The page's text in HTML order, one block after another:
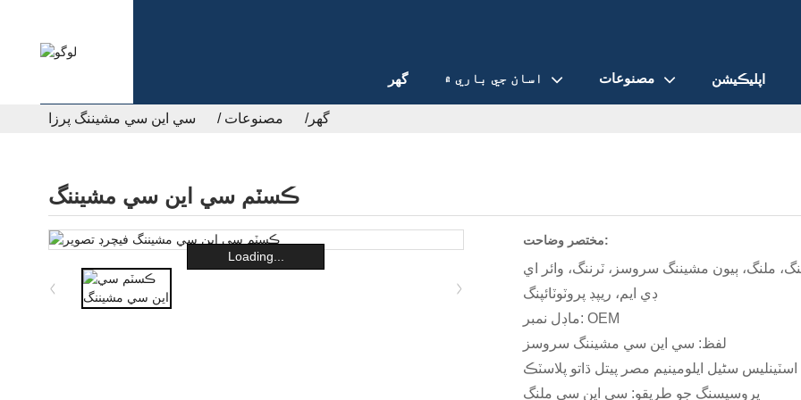
گھر اسان جي باري ۾ مصنوعات اپليڪيشن
گھر مصنوعات سي اين سي مشيننگ پرزا
ڪسٽم سي اين سي مشيننگ
Loading...
مختصر وضاحت:
ملنگ، ٻيون مشيننگ سروسز، ٽرننگ، وائر اي
ڊي ايم، ريپڊ پروٽوٽائپنگ
ماڊل نمبر: OEM
لفظ: سي اين سي مشيننگ سروسز
اسٽينلیس سٹیل ايلومينيم مصر پيتل ڌاتو پلاسٽڪ
پروسيسنگ جو طريقو: سي اين سي ملنگ